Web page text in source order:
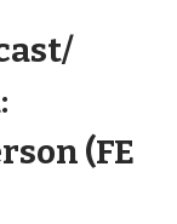
(FE